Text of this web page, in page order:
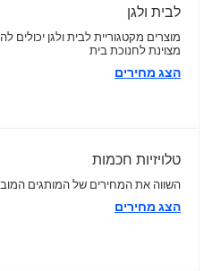
לבית ולגן
מוצרים מקטגוריית לבית ולגן יכולים
מצוינת לחנוכת בית
הצג מחירים
טלויזיות חכמות
השווה את המחירים של המותגים
הצג מחירים